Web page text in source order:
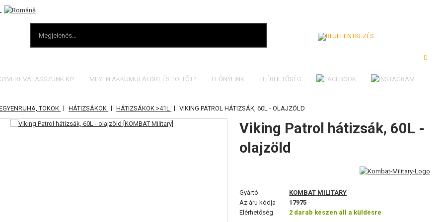
VÁLASSZUNK KI? MILYEN AKKUMULÁTORT ÉS TÖLTŐT? ELŐNYEINK ELÉRHETŐSÉG
TOKOK | HÁTIZSÁKOK | HÁTIZSÁKOK >41L | VIKING PATROL HÁTIZSÁK, 60L - OLAJZÖLD
Viking Patrol hátizsák, 60L -
olajzöld
Gyártó
KOMBAT MILITARY
Az áru kódja
17975
Elérhetőség
2 darab készen áll a küldésre